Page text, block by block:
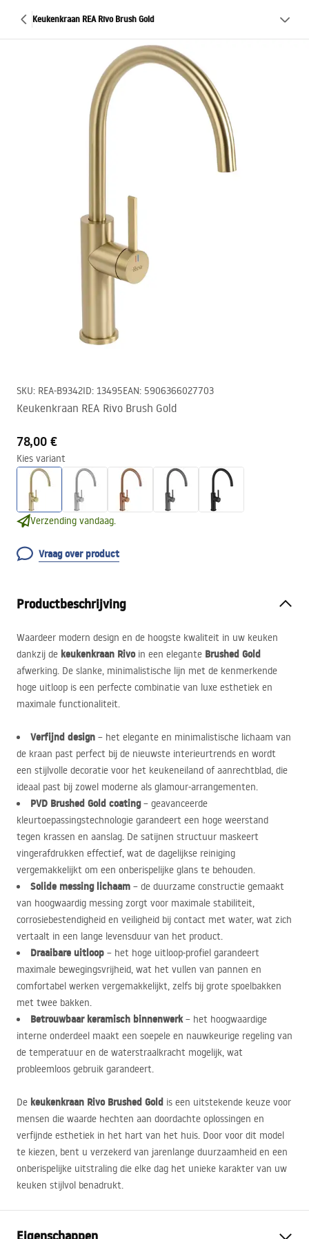
Keukenkraan REA Rivo Brush Gold
SKU: REA-B9342ID: 13495EAN: 5906366027703
Keukenkraan REA Rivo Brush Gold
78,00 €
Kies variant
Verzending vandaag.
Vraag over product
Productbeschrijving
Waardeer modern design en de hoogste kwaliteit in uw keuken
dankzij de keukenkraan Rivoin een elegante Brushed Gold
afwerking. De slanke, minimalistische lijn met de kenmerkende
hoge uitloop is een perfecte combinatie van luxe esthetiek en
maximale functionaliteit.
Verfijnd design – het elegante en minimalistische lichaam van
de kraan past perfect bij de nieuwste interieurtrends en wordt
een stijlvolle decoratie voor het keukeneiland of aanrechtblad, die
ideaal past bij zowel moderne als glamour-arrangementen.
PVD Brushed Gold coating– geavanceerde
kleurtoepassingstechnologie garandeert een hoge weerstand
tegen krassen en aanslag. De satijnen structuur maskeert
vingerafdrukken effectief, wat de dagelijkse reiniging
vergemakkelijkt om een onberispelijke glans te behouden.
Solide messing lichaam – de duurzame constructie gemaakt
van hoogwaardig messing zorgt voor maximale stabiliteit,
corrosiebestendigheid en veiligheid bij contact met water, wat zich
vertaalt in een lange levensduur van het product.
Draaibare uitloop – het hoge uitloop-profiel garandeert
maximale bewegingsvrijheid, wat het vullen van pannen en
comfortabel werken vergemakkelijkt, zelfs bij grote spoelbakken
met twee bakken.
Betrouwbaar keramisch binnenwerk– het hoogwaardige
interne onderdeel maakt een soepele en nauwkeurige regeling van
de temperatuur en de waterstraalkracht mogelijk, wat
probleemloos gebruik garandeert.
De keukenkraan Rivo Brushed Gold is een uitstekende keuze voor
mensen die waarde hechten aan doordachte oplossingen en
verfijnde esthetiek in het hart van het huis. Door voor dit model
te kiezen, bent u verzekerd van jarenlange duurzaamheid en een
onberispelijke uitstraling die elke dag het unieke karakter van uw
keuken stijlvol benadrukt.